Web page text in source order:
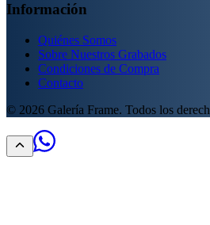
Información
Quiénes Somos
Sobre Nuestros Grabados
Condiciones de Compra
Contacto
© 2026 Galería Frame. Todos los